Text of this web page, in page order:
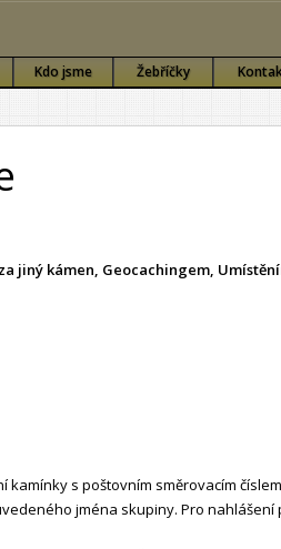
Kdo jsme Žebříčky
jiný kámen, Geocachingem,
s poštovním směrovacím
uvedeného jména skupiny. Pro